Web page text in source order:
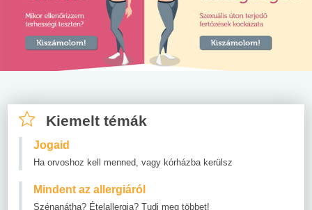
Kiemelt témák
Jogaid
Ha orvoshoz kell menned, vagy kórházba kerülsz
Mindent az allergiáról
Szénanátha? Ételallergia? Tudj meg többet!